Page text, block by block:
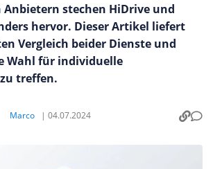
stechen HiDrive und
hervor. Dieser Artikel liefert
Vergleich beider Dienste und
Wahl für individuelle
treffen.
Marco | 04.07.2024